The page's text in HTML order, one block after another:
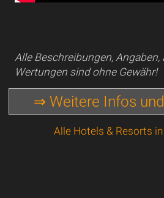
Alle Beschreibungen, Angaben,
Wertungen sind ohne Gewähr!
⇒ Weitere Infos
Alle Hotels & Resorts